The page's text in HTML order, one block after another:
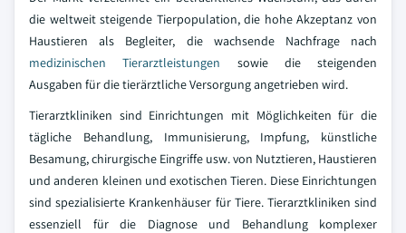
die weltweit steigende Tierpopulation, die hohe Akzeptanz von
Haustieren als Begleiter, die wachsende Nachfrage nach
medizinischen Tierarztleistungen sowie die steigenden
Ausgaben für die tierärztliche Versorgung angetrieben wird.
Tierarztkliniken sind Einrichtungen mit Möglichkeiten für die
tägliche Behandlung, Immunisierung, Impfung, künstliche
Besamung, chirurgische Eingriffe usw. von Nutztieren, Haustieren
und anderen kleinen und exotischen Tieren. Diese Einrichtungen
sind spezialisierte Krankenhäuser für Tiere. Tierarztkliniken sind
essenziell für die Diagnose und Behandlung komplexer